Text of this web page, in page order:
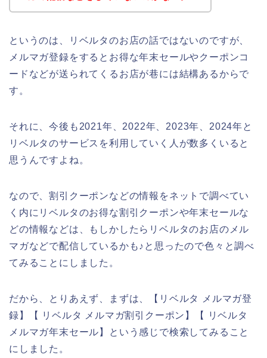
というのは、リベルタのお店の話ではないのですが、
メルマガ登録をするとお得な年末セールやクーポンコ
ードなどが送られてくるお店が巷には結構あるからで
す。
それに、今後も2021年、2022年、2023年、2024年と
リベルタのサービスを利用していく人が数多くいると
思うんですよね。
なので、割引クーポンなどの情報をネットで調べてい
く内にリベルタのお得な割引クーポンや年末セールな
どの情報などは、もしかしたらリベルタのお店のメル
マガなどで配信しているかも♪と思ったので色々と調べ
てみることにしました。
だから、とりあえず、まずは、【リベルタ メルマガ登
録】【 リベルタ メルマガ割引クーポン】【 リベルタ
メルマガ年末セール】という感じで検索してみること
にしました。